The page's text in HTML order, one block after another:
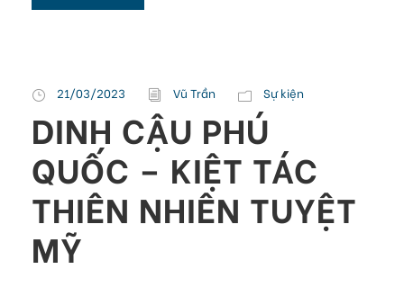
21/03/2023 Vũ Trần Sự kiện
DINH CẬU PHÚ
QUỐC – KIỆT TÁC
THIÊN NHIÊN TUYỆT
MỸ